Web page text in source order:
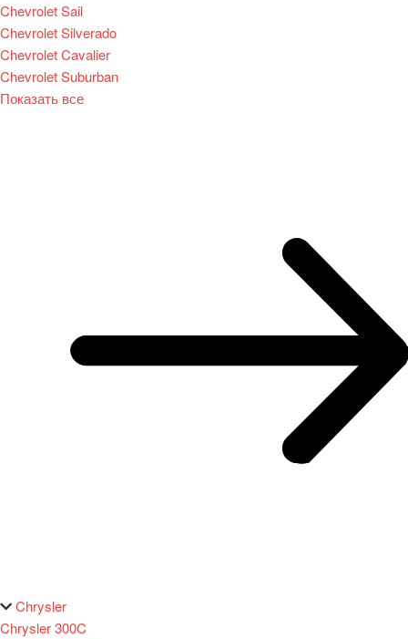
Chevrolet Sail
Chevrolet Silverado
Chevrolet Cavalier
Chevrolet Suburban
Показать все
Chrysler
Chrysler 300C